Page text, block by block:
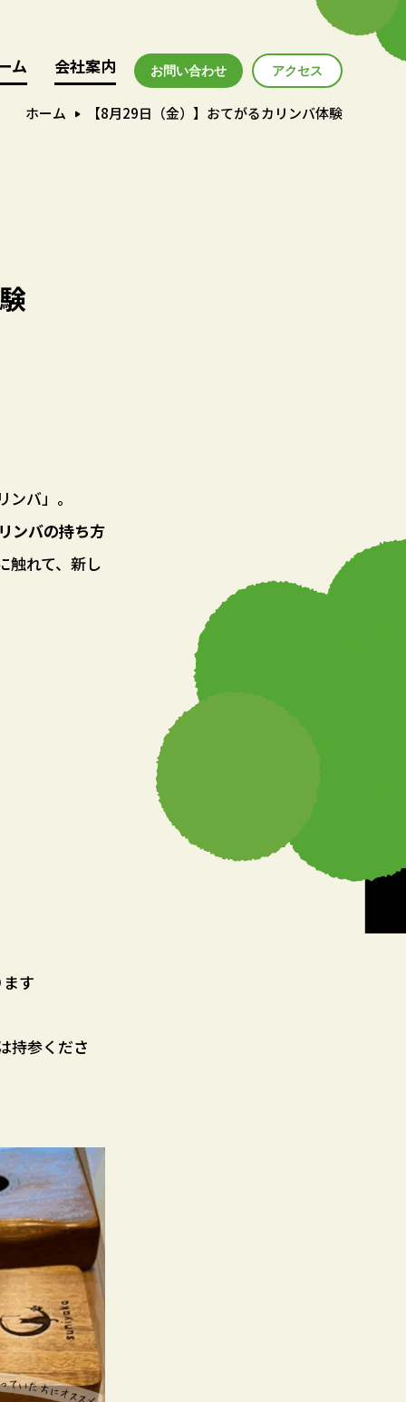
ム
ム 会社案内
会社案内 お問い合わせ アクセス
アクセス
ホーム 【8月29日（金）】おてがるカリンバ体験
バ」。
ンバの持ち方
触れて、新し
す
持参くださ